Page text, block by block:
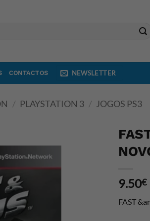
CONTACTOS NEWSLETTER
/ PLAYSTATION 3 / JOGOS PS3
9.50€
FAST